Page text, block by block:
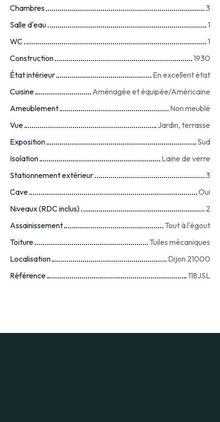
Chambres
3
Salle d'eau
1
WC
1
Construction
1930
État intérieur
En excellent état
Cuisine
Aménagée et équipée/Américaine
Ameublement
Non meublé
Vue
Jardin, terrasse
Exposition
Sud
Isolation
Laine de verre
Stationnement extérieur
3
Cave
Oui
Niveaux (RDC inclus)
2
Assainissement
Tout à l'égout
Toiture
Tuiles mécaniques
Localisation
Dijon 21000
Référence
118JSL